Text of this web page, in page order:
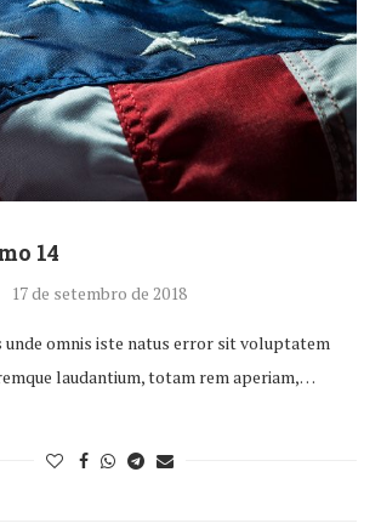
14
17 de setembro de 2018
unde omnis iste natus error sit voluptatem
laudantium, totam rem aperiam,…